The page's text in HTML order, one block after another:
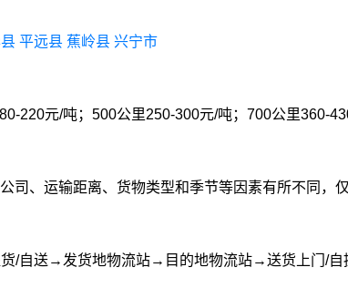
平远县 蕉岭县 兴宁市
220元/吨；500公里250-300元/吨；700公里360-
司、运输距离、货物类型和季节等因素有所不同，仅
/自送→发货地物流站→目的地物流站→送货上门/自